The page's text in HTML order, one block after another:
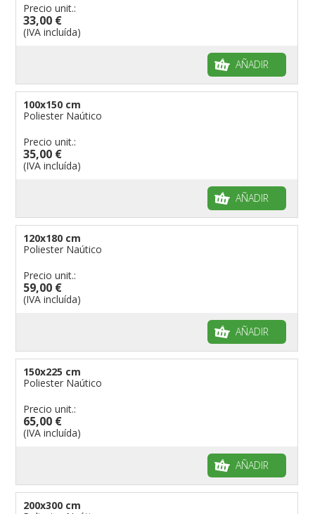
Precio unit.:
33,00 €
(IVA incluída)
AÑADIR
100x150 cm
Poliester Naútico
Precio unit.:
35,00 €
(IVA incluída)
AÑADIR
120x180 cm
Poliester Naútico
Precio unit.:
59,00 €
(IVA incluída)
AÑADIR
150x225 cm
Poliester Naútico
Precio unit.:
65,00 €
(IVA incluída)
AÑADIR
200x300 cm